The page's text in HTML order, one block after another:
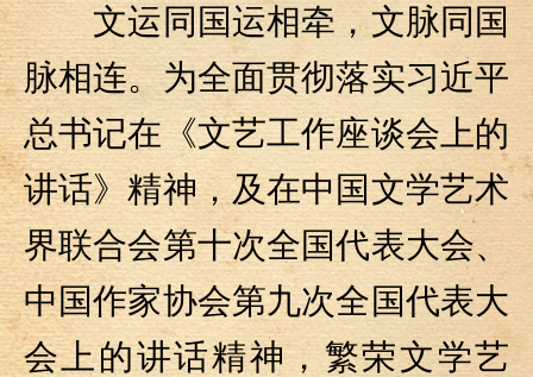
文运同国运相牵，文脉同国
脉相连。为全面贯彻落实习近平
总书记在《文艺工作座谈会上的
讲话》精神，及在中国文学艺术
界联合会第十次全国代表大会、
中国作家协会第九次全国代表大
会上的讲话精神，繁荣文学艺